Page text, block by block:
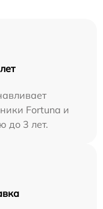
Fortuna и
до 3 лет.